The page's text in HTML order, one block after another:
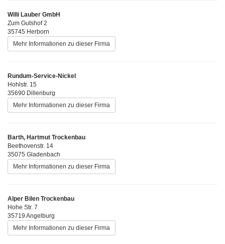
Willi Lauber GmbH
Zum Gutshof 2
35745 Herborn
Mehr Informationen zu dieser Firma
Rundum-Service-Nickel
Hohlstr. 15
35690 Dillenburg
Mehr Informationen zu dieser Firma
Barth, Hartmut Trockenbau
Beethovenstr. 14
35075 Gladenbach
Mehr Informationen zu dieser Firma
Alper Bilen Trockenbau
Hohe Str. 7
35719 Angelburg
Mehr Informationen zu dieser Firma